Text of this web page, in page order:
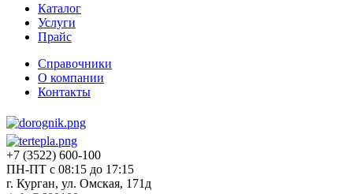
Каталог
Услуги
Прайс
Справочники
О компании
Контакты
+7 (3522) 600-100
ПН-ПТ с 08:15 до 17:15
г. Курган, ул. Омская, 171д